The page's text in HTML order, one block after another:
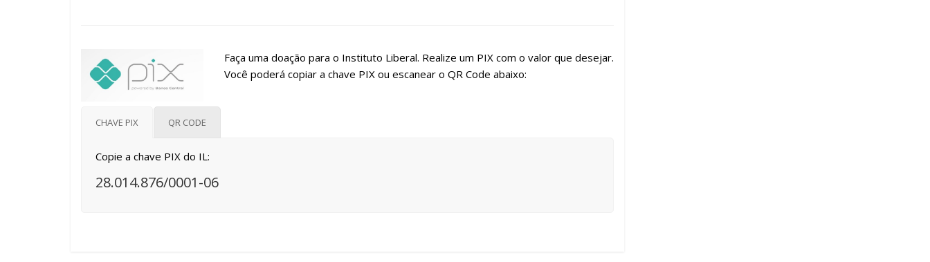
Faça uma doação para o Instituto Liberal. Realize um PIX com o valor que desejar.
Você poderá copiar a chave PIX ou escanear o QR Code abaixo:
CHAVE PIX QR CODE
Copie a chave PIX do IL:
28.014.876/0001-06